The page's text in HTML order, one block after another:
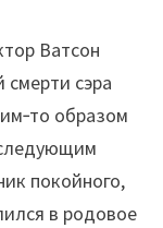
Ватсон
смерти сэра
образом
покойного,
в родовое